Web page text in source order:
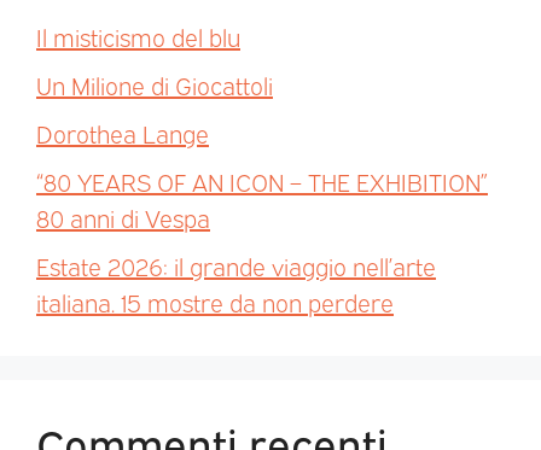
Il misticismo del blu
Un Milione di Giocattoli
Dorothea Lange
“80 YEARS OF AN ICON – THE EXHIBITION”
80 anni di Vespa
Estate 2026: il grande viaggio nell’arte
italiana. 15 mostre da non perdere